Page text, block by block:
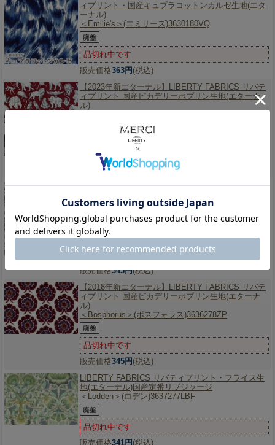
ィプリント・国産キュプラコットンカルゼ生地(エタ
ーナル)
＜Emilie's＞(エミリーズ)3630180VQ
品切れ中です
販売価格363円(税込)
【2023年新エターナル】 LIBERTY FABRICS リバテ
ィプリント 国産ピカデリーポプリン生地(エターナ
ル)
品切れ中です
販売価格 345円 (税込)
【2023年新エターナル】LIBERTY FABRICS リバテ
ル)
＜Cotton Tail＞(コットンテイル)【グレー】
3332262ZP
品切れ中です
販売価格345円(税込)
【2018年新エターナル】 LIBERTY FABRICS リバテ
ィプリント 国産ピカデリーポプリン生地(エターナ
ル)
＜Bosphorus＞(ボスフォラス)3636278ZP
品切れ中です
販売価格345円(税込)
LIBERTY FABRICS リバティプリント・フライス生
地(エターナル)国産定番リブジャージ
＜Lodden＞(ロデン)3637277LBF
品切れ中です
販売価格341円(税込)